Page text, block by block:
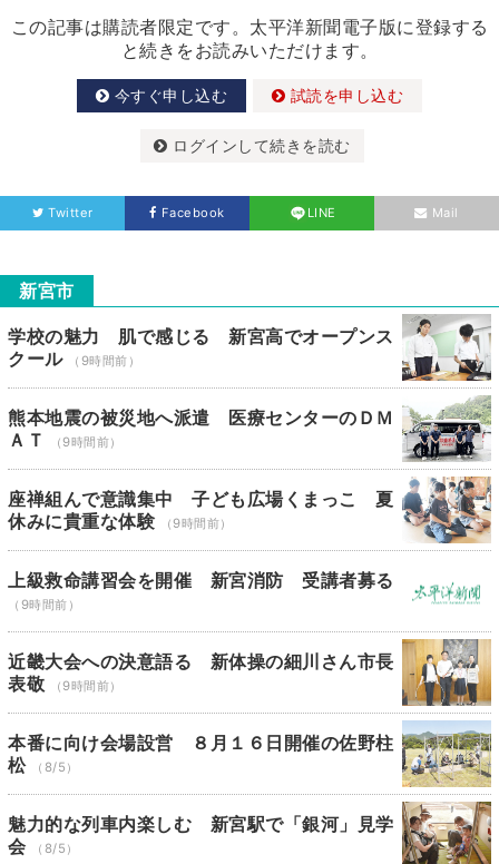
この記事は購読者限定です。太平洋新聞電子版に登録する
と続きをお読みいただけます。
今すぐ申し込む 試読を申し込む
ログインして続きを読む
Twitter Facebook LINE Mail
新宮市
学校の魅力 肌で感じる 新宮高でオープンス
クール
（9時間前）
熊本地震の被災地へ派遣 医療センターのＤＭ
ＡＴ
（9時間前）
座禅組んで意識集中 子ども広場くまっこ 夏
休みに貴重な体験
（9時間前）
上級救命講習会を開催 新宮消防 受講者募る
（9時間前）
近畿大会への決意語る 新体操の細川さん市長
表敬
（9時間前）
本番に向け会場設営 ８月１６日開催の佐野柱
松
（8/5）
魅力的な列車内楽しむ 新宮駅で「銀河」見学
会
（8/5）